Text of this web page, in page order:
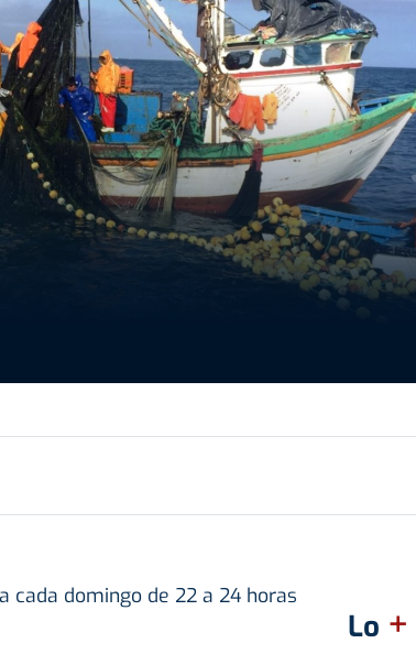
cada domingo de 22 a 24 horas
Lo +